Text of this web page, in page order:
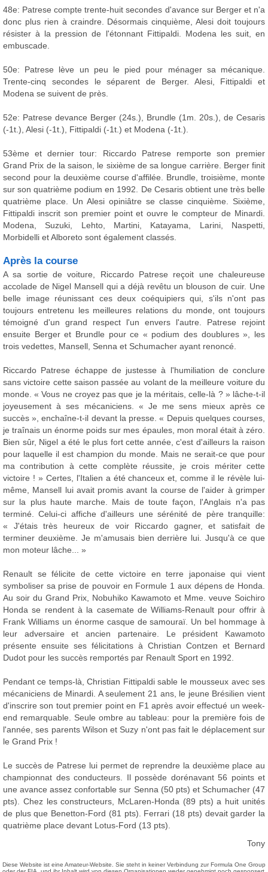
48e: Patrese compte trente-huit secondes d'avance sur Berger et n'a
donc plus rien à craindre. Désormais cinquième, Alesi doit toujours
résister à la pression de l'étonnant Fittipaldi. Modena les suit, en
embuscade.
50e: Patrese lève un peu le pied pour ménager sa mécanique.
Trente-cinq secondes le séparent de Berger. Alesi, Fittipaldi et
Modena se suivent de près.
52e: Patrese devance Berger (24s.), Brundle (1m. 20s.), de Cesaris
(-1t.), Alesi (-1t.), Fittipaldi (-1t.) et Modena (-1t.).
53ème et dernier tour: Riccardo Patrese remporte son premier
Grand Prix de la saison, le sixième de sa longue carrière. Berger finit
second pour la deuxième course d'affilée. Brundle, troisième, monte
sur son quatrième podium en 1992. De Cesaris obtient une très belle
quatrième place. Un Alesi opiniâtre se classe cinquième. Sixième,
Fittipaldi inscrit son premier point et ouvre le compteur de Minardi.
Modena, Suzuki, Lehto, Martini, Katayama, Larini, Naspetti,
Morbidelli et Alboreto sont également classés.
Après la course
A sa sortie de voiture, Riccardo Patrese reçoit une chaleureuse
accolade de Nigel Mansell qui a déjà revêtu un blouson de cuir. Une
belle image réunissant ces deux coéquipiers qui, s'ils n'ont pas
toujours entretenu les meilleures relations du monde, ont toujours
témoigné d'un grand respect l'un envers l'autre. Patrese rejoint
ensuite Berger et Brundle pour ce « podium des doublures », les
trois vedettes, Mansell, Senna et Schumacher ayant renoncé.
Riccardo Patrese échappe de justesse à l'humiliation de conclure
sans victoire cette saison passée au volant de la meilleure voiture du
monde. « Vous ne croyez pas que je la méritais, celle-là ? » lâche-t-il
joyeusement à ses mécaniciens. « Je me sens mieux après ce
succès », enchaîne-t-il devant la presse. « Depuis quelques courses,
je traînais un énorme poids sur mes épaules, mon moral était à zéro.
Bien sûr, Nigel a été le plus fort cette année, c'est d'ailleurs la raison
pour laquelle il est champion du monde. Mais ne serait-ce que pour
ma contribution à cette complète réussite, je crois mériter cette
victoire ! » Certes, l'Italien a été chanceux et, comme il le révèle lui-
même, Mansell lui avait promis avant la course de l'aider à grimper
sur la plus haute marche. Mais de toute façon, l'Anglais n'a pas
terminé. Celui-ci affiche d'ailleurs une sérénité de père tranquille:
« J'étais très heureux de voir Riccardo gagner, et satisfait de
terminer deuxième. Je m'amusais bien derrière lui. Jusqu'à ce que
mon moteur lâche... »
Renault se félicite de cette victoire en terre japonaise qui vient
symboliser sa prise de pouvoir en Formule 1 aux dépens de Honda.
Au soir du Grand Prix, Nobuhiko Kawamoto et Mme. veuve Soichiro
Honda se rendent à la casemate de Williams-Renault pour offrir à
Frank Williams un énorme casque de samouraï. Un bel hommage à
leur adversaire et ancien partenaire. Le président Kawamoto
présente ensuite ses félicitations à Christian Contzen et Bernard
Dudot pour les succès remportés par Renault Sport en 1992.
Pendant ce temps-là, Christian Fittipaldi sable le mousseux avec ses
mécaniciens de Minardi. A seulement 21 ans, le jeune Brésilien vient
d'inscrire son tout premier point en F1 après avoir effectué un week-
end remarquable. Seule ombre au tableau: pour la première fois de
l'année, ses parents Wilson et Suzy n'ont pas fait le déplacement sur
le Grand Prix !
Le succès de Patrese lui permet de reprendre la deuxième place au
championnat des conducteurs. Il possède dorénavant 56 points et
une avance assez confortable sur Senna (50 pts) et Schumacher (47
pts). Chez les constructeurs, McLaren-Honda (89 pts) a huit unités
de plus que Benetton-Ford (81 pts). Ferrari (18 pts) devait garder la
quatrième place devant Lotus-Ford (13 pts).
Tony
Diese Website ist eine Amateur-Website. Sie steht in keiner Verbindung zur Formula One Group